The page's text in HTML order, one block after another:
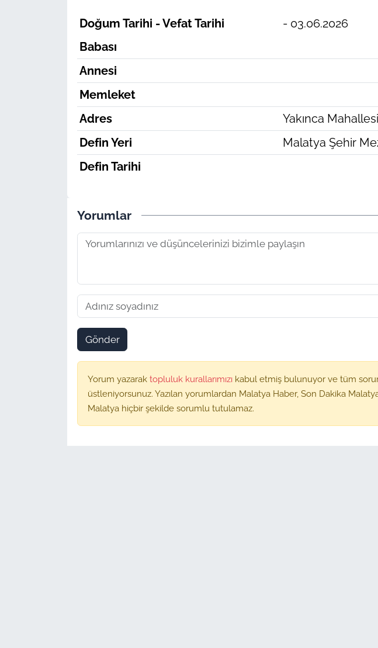
Doğum Tarihi - Vefat Tarihi
- 03.06.2026
Babası
Annesi
Memleket
Adres
Yakınca
Defin Yeri
Malatya Şehir
Defin Tarihi
Yorumlar
Gönder
Yorum yazarak topluluk kurallarımızı kabul etmiş bulunuyor ve tüm
üstleniyorsunuz. Yazılan yorumlardan Malatya Haber, Son Dakika
Malatya hiçbir şekilde sorumlu tutulamaz.